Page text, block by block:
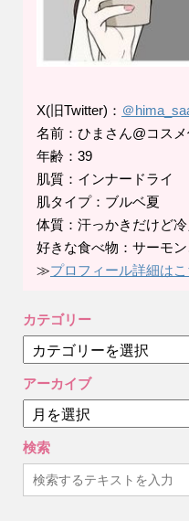
X(旧Twitter)： ＠
名前：ひまさん@コスメ
年齢：39
肌質：インナードライ
肌タイプ：ブルベ夏
体質：汗っかきだけど
好きな食べ物：サーモ
≫プロフィール詳細はこ
カテゴリー
テ
ゴ
リ
ー
アーカイブ
ア
ー
カ
イ
ブ
検索